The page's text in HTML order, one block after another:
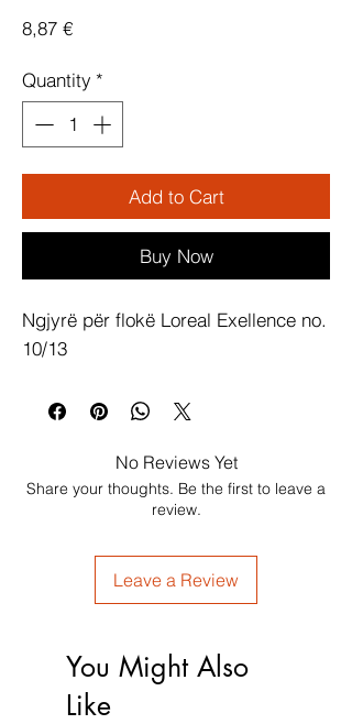
8,87 €Price
Quantity *
Add to Cart
Buy Now
Ngjyrë për flokë Loreal Exellence no.
10/13
No Reviews Yet
Share your thoughts. Be the first to leave a
review.
Leave a Review
You Might Also
Like